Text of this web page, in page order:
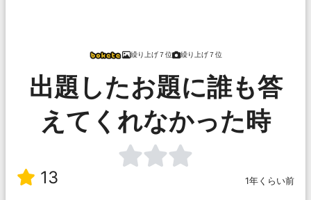
繰り上げ７位 繰り上げ７位
出題したお題に誰も答
えてくれなかった時
13 1年くらい前